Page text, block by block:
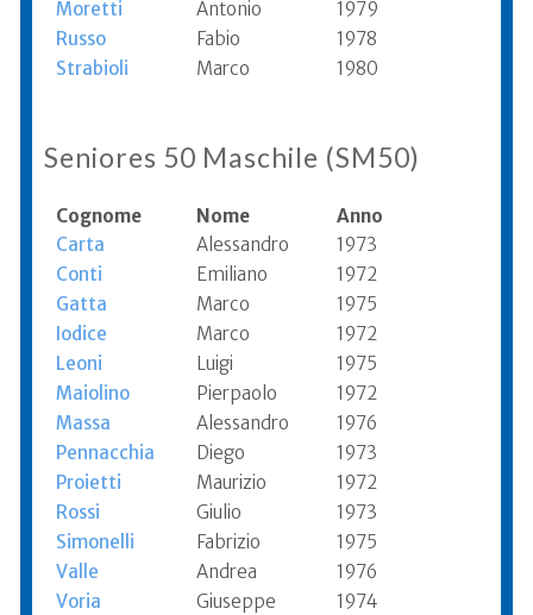
Moretti Antonio
1979
Russo
Fabio
1978
Strabioli
Marco 1980
Seniores 50 Maschile (SM50)
Cognome Nome
Anno
Carta
Alessandro
1973
Conti
Emiliano
1972
Gatta
Marco
1975
Iodice
Marco
1972
Leoni
Luigi
1975
Maiolino
Pierpaolo
1972
Massa
Alessandro
1976
Pennacchia
Diego
1973
Proietti
Maurizio
1972
Rossi
Giulio
1973
Simonelli
Fabrizio
1975
Valle
Andrea
1976
Voria
Giuseppe
1974